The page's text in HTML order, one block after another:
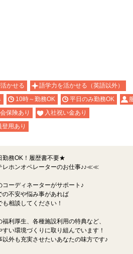
かせる
語学力を活かせる（英語以外）
10時～勤務OK 平日のみ勤務OK
保険あり
入社祝い金あり
登用あり
務OK！履歴書不要★
ホンオペレーターのお仕事♪♪≪≪
コーディネーターがサポート♪
の不安や悩み事があれば
も相談してください！
福利厚生、各種施設利用の特典など、
すい環境づくりに取り組んでいます！
以外も充実させたいあなたの味方です♪